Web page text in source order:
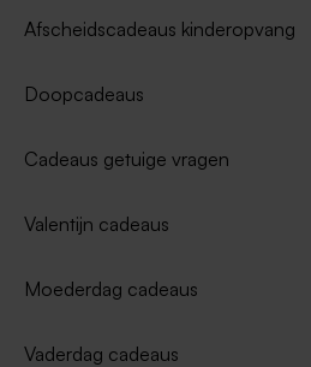
Afscheidscadeaus kinderopvang
Doopcadeaus
Cadeaus getuige vragen
Valentijn cadeaus
Moederdag cadeaus
Vaderdag cadeaus